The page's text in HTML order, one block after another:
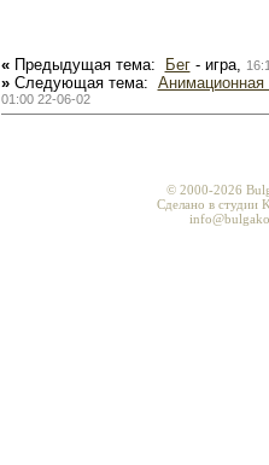
«Предыдущая тема: Бег- игра,
»Следующая тема: Анимационная
01:00 22-06-02
© 2000-2026
Сделано в студии